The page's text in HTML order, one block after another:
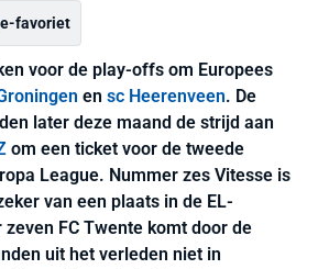
favoriet
voor de play-offs om Europees
en sc Heerenveen. De
later deze maand de strijd aan
om een ticket voor de tweede
League. Nummer zes Vitesse is
van een plaats in de EL-
FC Twente komt door de
uit het verleden niet in